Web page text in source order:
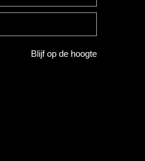
Blijf op de hoogte